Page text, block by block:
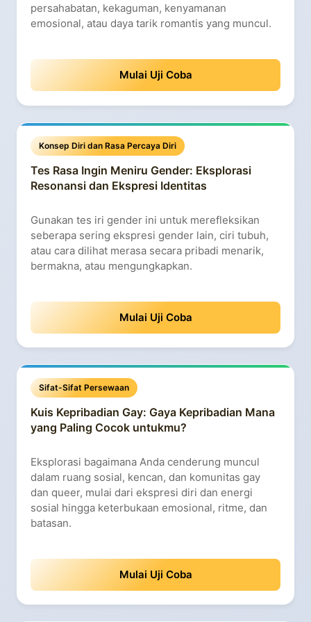
persahabatan, kekaguman, kenyamanan
emosional, atau daya tarik romantis yang muncul.
Mulai Uji Coba
Konsep Diri dan Rasa Percaya Diri
Tes Rasa Ingin Meniru Gender: Eksplorasi
Resonansi dan Ekspresi Identitas
Gunakan tes iri gender ini untuk merefleksikan
seberapa sering ekspresi gender lain, ciri tubuh,
atau cara dilihat merasa secara pribadi menarik,
bermakna, atau mengungkapkan.
Mulai Uji Coba
Sifat-Sifat Persewaan
Kuis Kepribadian Gay: Gaya Kepribadian Mana
yang Paling Cocok untukmu?
Eksplorasi bagaimana Anda cenderung muncul
dalam ruang sosial, kencan, dan komunitas gay
dan queer, mulai dari ekspresi diri dan energi
sosial hingga keterbukaan emosional, ritme, dan
batasan.
Mulai Uji Coba